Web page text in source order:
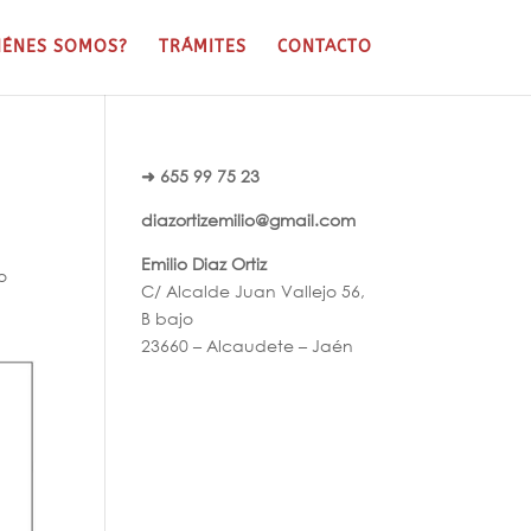
SOMOS? TRÁMITES CONTACTO
➜ 655 99 75 23
diazortizemilio@gmail.com
Emilio Diaz Ortiz
C/ Alcalde Juan Vallejo 56,
B bajo
23660 – Alcaudete – Jaén